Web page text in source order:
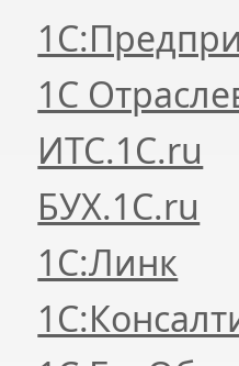
1С
ИТС.1C.ru
БУХ.1С.ru
1С:Линк